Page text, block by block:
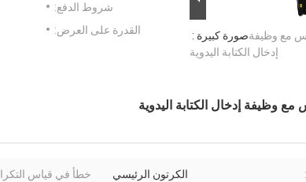
صورة كبيرة :مع وظيفة
إدخال الكتابة اليدوية
شروط الدفع:
القدرة على العرض:
وظيفة إدخال الكتابة اليدوية
الكرتون الرئيسي خطأ في قياس